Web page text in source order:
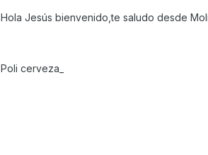
Hola Jesús bienvenido,te saludo desde
Poli cerveza_